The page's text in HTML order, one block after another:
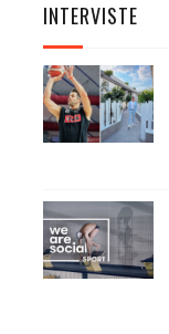
INTERVISTE